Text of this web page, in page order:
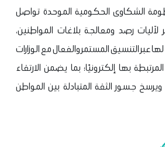
الشكاوى الحكومية الموحدة تواصل
رصد ومعالجة بلاغات المواطنين،
عبر التنسيق المستمر والفعال مع الوزارات
بها إلكترونيًا؛ بما يضمن الارتقاء
جسور الثقة المتبادلة بين المواطن